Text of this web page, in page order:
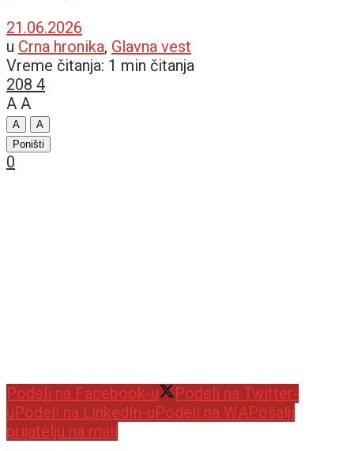
21.06.2026
u Crna hronika, Glavna vest
Vreme čitanja: 1 min čitanja
208 4
A A
A
A
Poništi
0
Podeli na Facebook-u
Podeli na Twitter-
uPodeli na LinkedIn-uPodeli na WAPošalji
prijatelju na mail